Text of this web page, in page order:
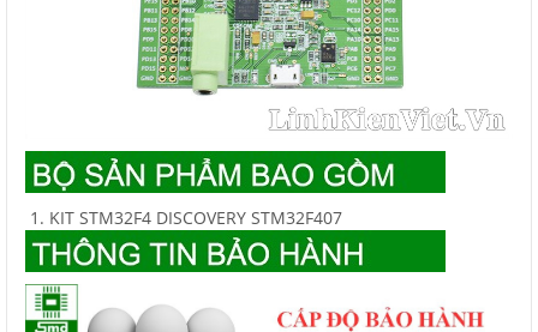
KIT STM32F4 DISCOVERY STM32F407